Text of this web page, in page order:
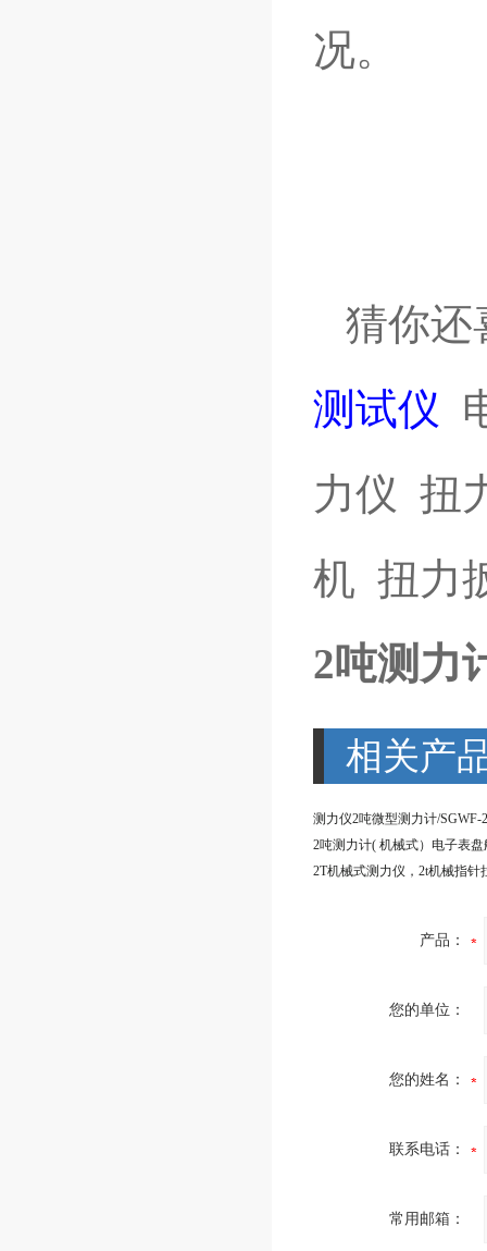
况。
猜你还
测试仪
力仪 扭
机 扭力
2吨测力
相关产
产品：
您的单位：
您的姓名：
联系电话：
常用邮箱：